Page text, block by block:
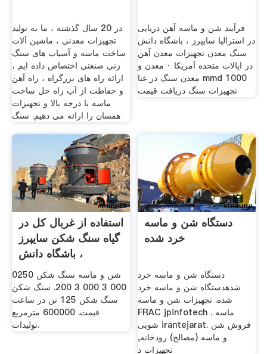
در 20 سال گذشته ، ما به تولید
تجهیزات معدنی ، ماشین آلات
ساخت ماسه و آسیاب های سنگ
زنی صنعتی اختصاص داده ایم ،
ارائه راه های بزرگراه ، راه آهن
و حفاظت از آب راه حل ساخت
ماسه با درجه بالا و تجهیزات
همسان را ارائه می دهیم. سنگ
فرآیند شن و ماسه آهن دریایی
در استرالیا سایپرز ، باشگاه دانش
سنگ معدن تجهیزات معدن آهن
در ایالات متحده آمریکا · معدن و
معدن سنگ در غنا mmd 1000
تجهیزات سنگ دریافت قیمت
استفاده از غربال کل در
گیاه سنگ شکن سایپرز
، باشگاه دانش
شن و ماسه سنگ شکن 0250
000 3 000 3 200. سنگ شکن
سنگ شکن 125 تن در ساعت
قیمت. 600000 مترمربع
تولیدات.
دستگاه شن و ماسه
خرد شده
دستگاه شن و ماسه خرد
شدهدستگاه شن و ماسه خرد
شده. تجهیزات شن و ماسه
FRAC jpinfotech . ماسه
شویی irantejarat. فروش شن
و ماسه (مصالح) رودخانه,
تجهیزات د